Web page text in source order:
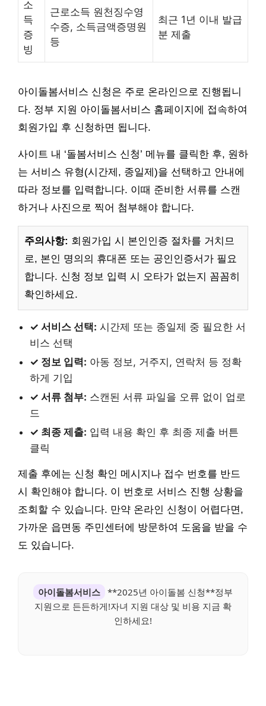
소
득
증
빙
근로소득 원천징수영
수증, 소득금액증명원
등
최근 1년 이내 발급
분 제출
아이돌봄서비스 신청은 주로 온라인으로 진행됩니
다. 정부 지원 아이돌봄서비스 홈페이지에 접속하여
회원가입 후 신청하면 됩니다.
사이트 내 ‘돌봄서비스 신청’ 메뉴를 클릭한 후, 원하
는 서비스 유형(시간제, 종일제)을 선택하고 안내에
따라 정보를 입력합니다. 이때 준비한 서류를 스캔
하거나 사진으로 찍어 첨부해야 합니다.
주의사항: 회원가입 시 본인인증 절차를 거치므
로, 본인 명의의 휴대폰 또는 공인인증서가 필요
합니다. 신청 정보 입력 시 오타가 없는지 꼼꼼히
확인하세요.
✓ 서비스 선택: 시간제 또는 종일제 중 필요한 서
비스 선택
✓ 정보 입력: 아동 정보, 거주지, 연락처 등 정확
하게 기입
✓ 서류 첨부: 스캔된 서류 파일을 오류 없이 업로
드
✓ 최종 제출: 입력 내용 확인 후 최종 제출 버튼
클릭
제출 후에는 신청 확인 메시지나 접수 번호를 반드
시 확인해야 합니다. 이 번호로 서비스 진행 상황을
조회할 수 있습니다. 만약 온라인 신청이 어렵다면,
가까운 읍면동 주민센터에 방문하여 도움을 받을 수
도 있습니다.
아이돌봄서비스 **2025년 아이돌봄 신청**정부
지원으로 든든하게!자녀 지원 대상 및 비용 지금 확
인하세요!